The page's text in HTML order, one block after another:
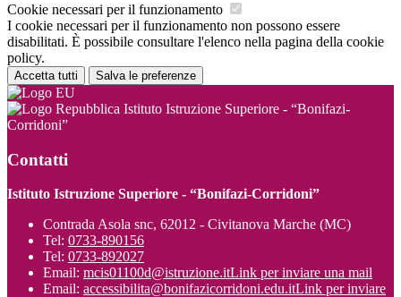
Cookie necessari per il funzionamento
I cookie necessari per il funzionamento non possono essere
disabilitati. È possibile consultare l'elenco nella pagina della cookie
policy.
Accetta tutti Salva le preferenze
Istituto Istruzione Superiore - “Bonifazi-
Corridoni”
Contatti
Istituto Istruzione Superiore - “Bonifazi-Corridoni”
Contrada Asola snc, 62012 - Civitanova Marche (MC)
Tel: 0733-890156
Tel: 0733-892027
Email: mcis01100d@istruzione.itLink per inviare una mail
Email: accessibilita@bonifazicorridoni.edu.itLink per inviare